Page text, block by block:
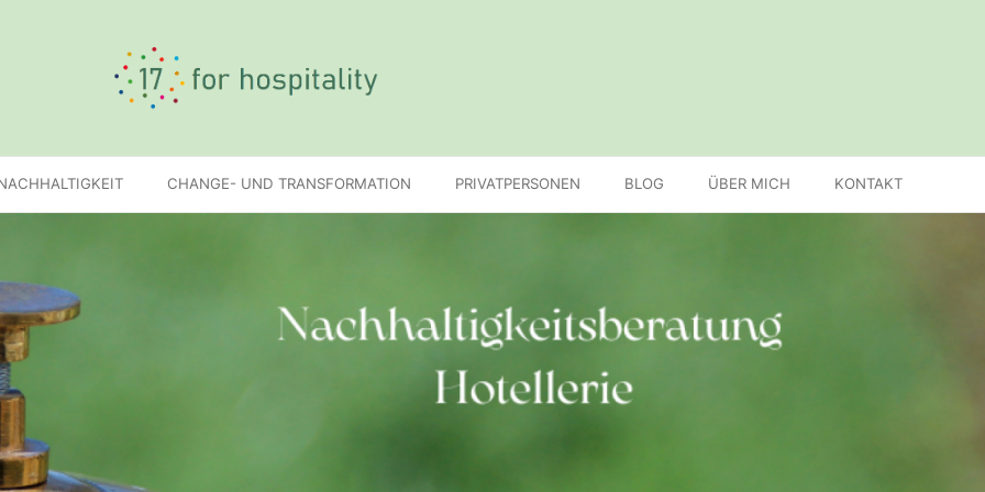
CHANGE- UND TRANSFORMATION PRIVATPERSONEN BLOG ÜBER MICH KONTAKT